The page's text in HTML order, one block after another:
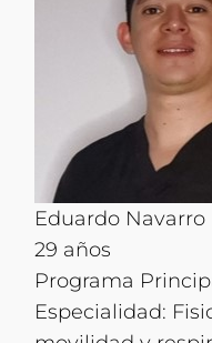
Eduardo Navarro
29 años
Programa
Especialidad: